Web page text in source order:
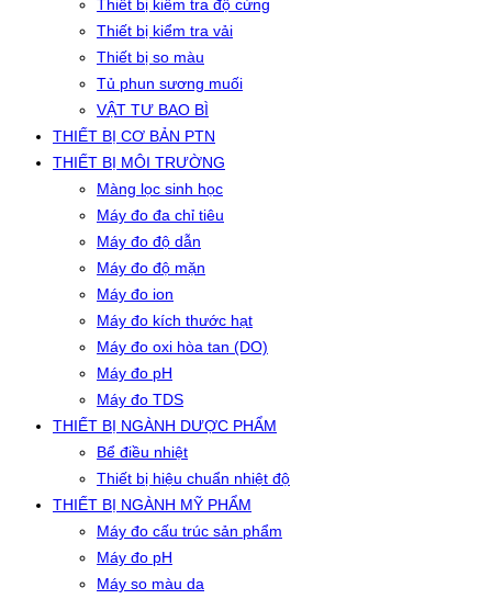
Thiết bị kiểm tra độ cứng
Thiết bị kiểm tra vải
Thiết bị so màu
Tủ phun sương muối
VẬT TƯ BAO BÌ
THIẾT BỊ CƠ BẢN PTN
THIẾT BỊ MÔI TRƯỜNG
Màng lọc sinh học
Máy đo đa chỉ tiêu
Máy đo độ dẫn
Máy đo độ mặn
Máy đo ion
Máy đo kích thước hạt
Máy đo oxi hòa tan (DO)
Máy đo pH
Máy đo TDS
THIẾT BỊ NGÀNH DƯỢC PHẨM
Bể điều nhiệt
Thiết bị hiệu chuẩn nhiệt độ
THIẾT BỊ NGÀNH MỸ PHẨM
Máy đo cấu trúc sản phẩm
Máy đo pH
Máy so màu da